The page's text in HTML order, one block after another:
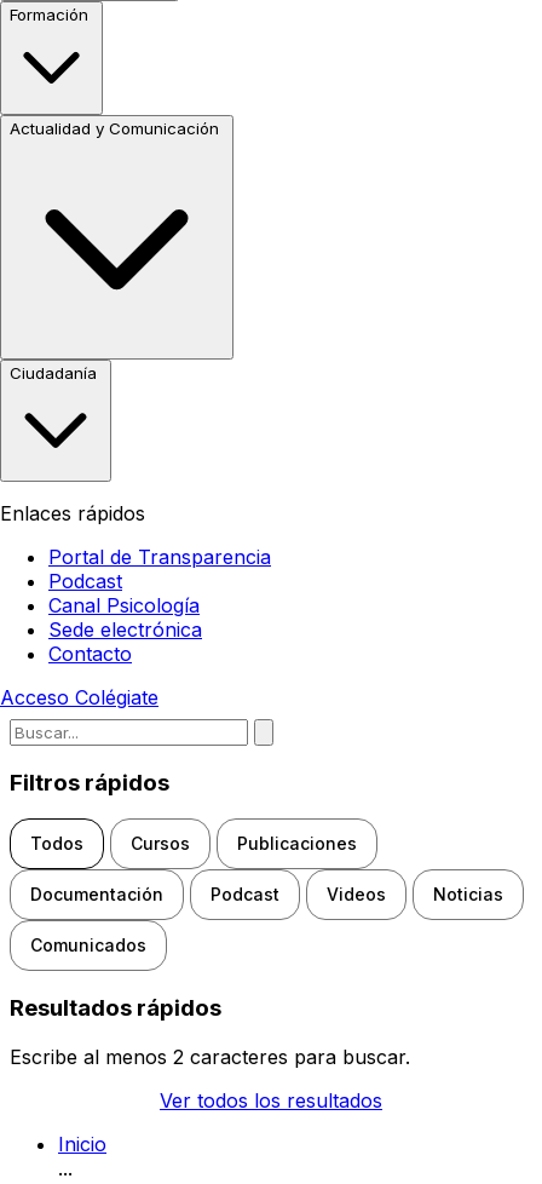
Formación
Actualidad y Comunicación
Ciudadanía
Enlaces rápidos
Portal de Transparencia
Podcast
Canal Psicología
Sede electrónica
Contacto
Acceso Colégiate
Escribe para buscar noticias,
Filtros rápidos
Todos Cursos Publicaciones
Documentación Podcast Videos Noticias
Comunicados
Resultados rápidos
Escribe al menos 2 caracteres para buscar.
Ver todos los resultados
Inicio
...